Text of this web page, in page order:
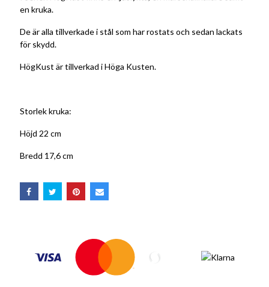
en kruka.
De är alla tillverkade i stål som har rostats och sedan lackats
för skydd.
HögKust är tillverkad i Höga Kusten.
Storlek kruka:
Höjd 22 cm
Bredd 17,6 cm